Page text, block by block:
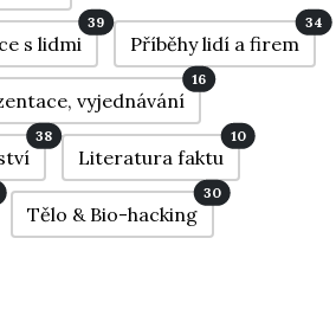
s lidmi
39
Příběhy lidí a firem
34
vyjednávání
16
38
Literatura faktu
10
Tělo & Bio-hacking
30